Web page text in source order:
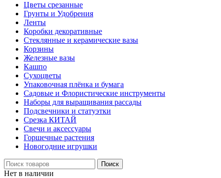
Цветы срезанные
Грунты и Удобрения
Ленты
Коробки декоративные
Стеклянные и керамические вазы
Корзины
Железные вазы
Кашпо
Сухоцветы
Упаковочная плёнка и бумага
Садовые и Флористические инструменты
Наборы для выращивания рассады
Подсвечники и статуэтки
Срезка КИТАЙ
Свечи и аксессуары
Горшечные растения
Новогодние игрушки
Поиск
Нет в наличии